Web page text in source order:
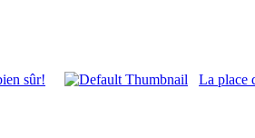
sûr! La place